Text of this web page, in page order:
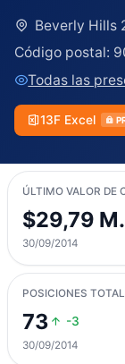
Beverly Hills
Código postal:
Todas las
13F Excel
ÚLTIMO VALOR DE
$29,79 M.
30/09/2014
POSICIONES
73 -3
30/09/2014